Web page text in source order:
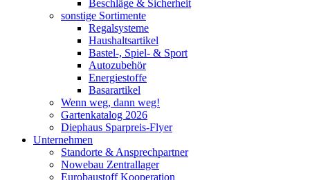
Beschläge & Sicherheit
sonstige Sortimente
Regalsysteme
Haushaltsartikel
Bastel-, Spiel- & Sport
Autozubehör
Energiestoffe
Basarartikel
Wenn weg, dann weg!
Gartenkatalog 2026
Diephaus Sparpreis-Flyer
Unternehmen
Standorte & Ansprechpartner
Nowebau Zentrallager
Eurobaustoff Kooperation